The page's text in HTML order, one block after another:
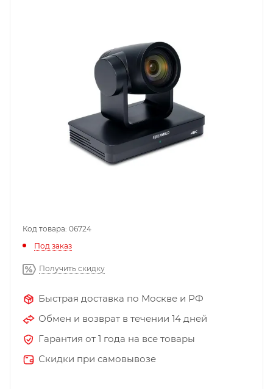
Код товара: 06724
Под заказ
Получить скидку
Быстрая доставка по Москве и РФ
Обмен и возврат в течении 14 дней
Гарантия от 1 года на все товары
Скидки при самовывозе